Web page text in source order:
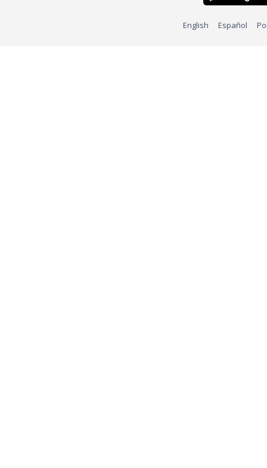
English Español